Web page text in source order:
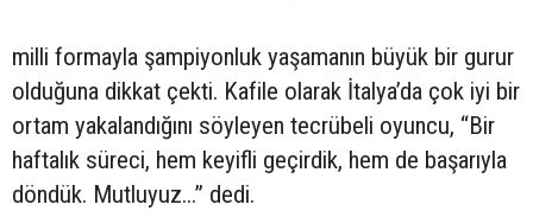
milli formayla şampiyonluk yaşamanın büyük bir gurur
olduğuna dikkat çekti. Kafile olarak İtalya’da çok iyi bir
ortam yakalandığını söyleyen tecrübeli oyuncu, “Bir
haftalık süreci, hem keyifli geçirdik, hem de başarıyla
döndük. Mutluyuz...” dedi.